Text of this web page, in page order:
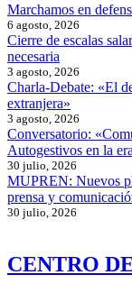
Marchamos en
6 agosto, 2026
Cierre de escalas
necesaria
3 agosto, 2026
Charla-Debate: «El
extranjera»
3 agosto, 2026
Conversatorio:
Autogestivos en la
30 julio, 2026
MUPREN: Nuevos
prensa y
30 julio, 2026
CENTRO